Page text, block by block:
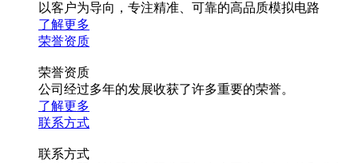
以客户为导向，专注精准、可靠的高品质模拟电路
了解更多
荣誉资质
荣誉资质
公司经过多年的发展收获了许多重要的荣誉。
了解更多
联系方式
联系方式